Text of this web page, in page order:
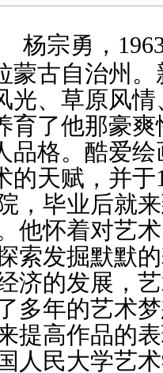
杨宗勇，
蒙古自治州
光、草原风
育了他那豪
品格。酷爱
的天赋，并于
，毕业后就
他怀着对艺
索发掘默默
济的发展，
多年的艺术
提高作品的
人民大学艺